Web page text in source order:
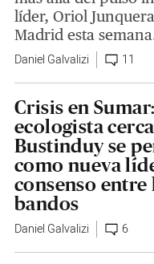
líder, Oriol
Madrid esta
Daniel Galvalizi 11
Crisis en
ecologista
Bustinduy se
como nueva
consenso entre
bandos
Daniel Galvalizi 6